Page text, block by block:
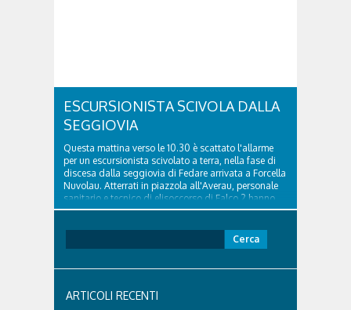
ESCURSIONISTA SCIVOLA DALLA
SEGGIOVIA
Questa mattina verso le 10.30 è scattato l'allarme
per un escursionista scivolato a terra, nella fase di
discesa dalla seggiovia di Fedare arrivata a Forcella
Nuvolau. Atterrati in piazzola all'Averau, personale
sanitario e tecnico di elisoccorso di Falco 2 hanno
raggiunto il 74enne di Teolo...
per:
ARTICOLI RECENTI